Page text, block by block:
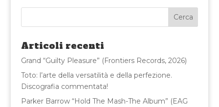
e
b
o
o
k
te
r
l
di
vi
di
Articoli recenti
Grand “Guilty Pleasure” (Frontiers Records, 2026)
Toto: l’arte della versatilità e della perfezione.
Discografia commentata!
Parker Barrow “Hold The Mash-The Album” (EAG